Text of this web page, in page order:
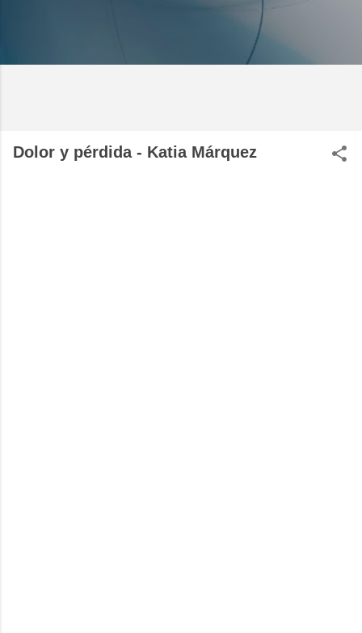
Dolor y pérdida - Katia Márquez